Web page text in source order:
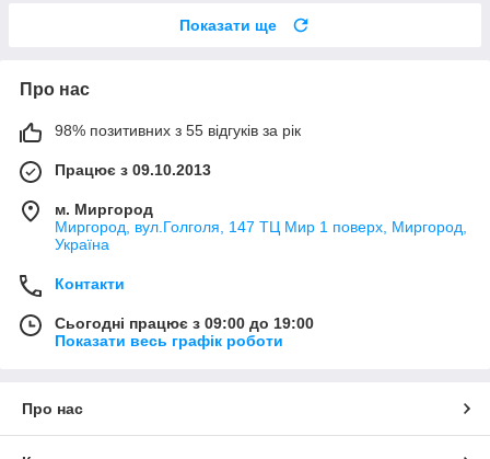
Показати ще
Про нас
98% позитивних з 55 відгуків за рік
Працює з 09.10.2013
м. Миргород
Миргород, вул.Голголя, 147 ТЦ Мир 1 поверх, Миргород,
Україна
Контакти
Сьогодні працює з 09:00 до 19:00
Показати весь графік роботи
Про нас